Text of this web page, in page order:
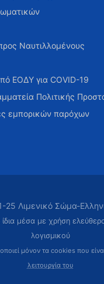
Ναυτιλλομένους
ΕΟΔΥ για COVID-19
Πολιτικής
εμπορικών παρόχων
Λιμενικό Σώμα-
μέσα με χρήση
λογισμικού
μόνον τα cookies που
λειτουργία του